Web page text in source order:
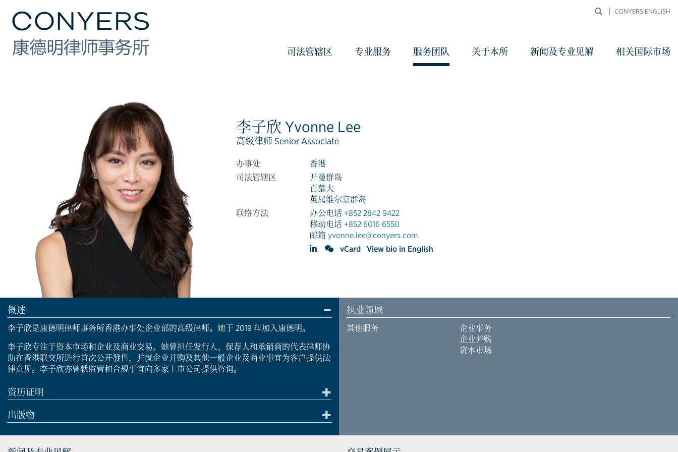
CONYERS ENGLISH
司法管辖区 专业服务
治理服务
《海外账户税收合规法案》和《共同申
合规服务
信托服务
服务团队 关于本所 新闻及专业见解 相关国际市场
李子欣 Yvonne Lee
高级律师 Senior Associate
办事处
香港
司法管辖区
开曼群岛
百慕大
英属维尔京群岛
联络方法
办公电话 +852 2842 9422
移动电话 +852 6016 6550
邮箱 yvonne.lee@conyers.com
vCard
View bio in English
概述
李子欣是康德明律师事务所香港办事处企业部的高级律师。她于 2019 年加入康德明。
李子欣专注于资本市场和企业及商业交易。她曾担任发行人、保荐人和承销商的代表律师协
助在香港联交所进行首次公开發售，并就企业并购及其他一般企业及商业事宜为客户提供法
律意见。李子欣亦曾就监管和合规事宜向多家上市公司提供咨询。
资历证明
出版物
执业领域
其他服务
企业事务
企业并购
资本市场